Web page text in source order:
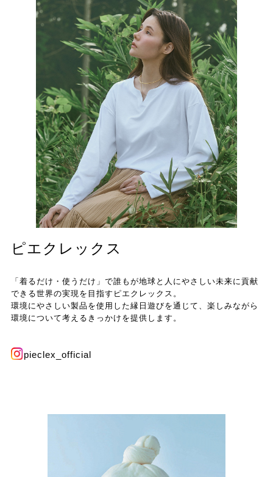
ピエクレックス
「着るだけ・使うだけ」で誰もが地球と人にやさしい未来に貢献
できる世界の実現を目指すピエクレックス。
環境にやさしい製品を使用した縁日遊びを通じて、楽しみながら
環境について考えるきっかけを提供します。
pieclex_official